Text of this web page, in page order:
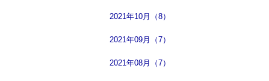
2021年10月（8）
2021年09月（7）
2021年08月（7）